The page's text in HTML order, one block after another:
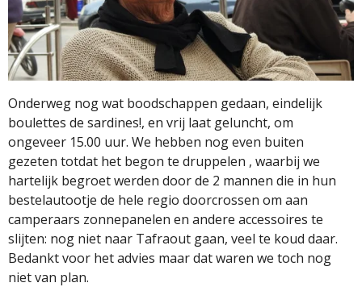
Onderweg nog wat boodschappen gedaan, eindelijk
boulettes de sardines!, en vrij laat geluncht, om
ongeveer 15.00 uur. We hebben nog even buiten
gezeten totdat het begon te druppelen , waarbij we
hartelijk begroet werden door de 2 mannen die in hun
bestelautootje de hele regio doorcrossen om aan
camperaars zonnepanelen en andere accessoires te
slijten: nog niet naar Tafraout gaan, veel te koud daar.
Bedankt voor het advies maar dat waren we toch nog
niet van plan.